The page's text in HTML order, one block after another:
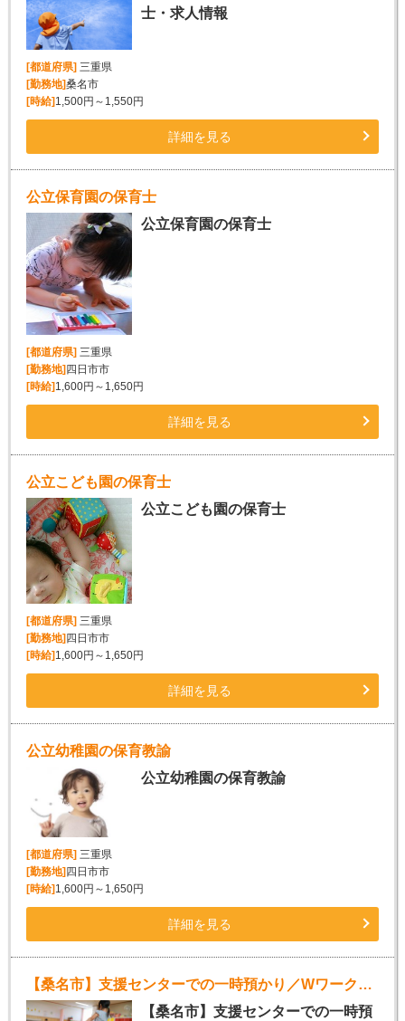
士・求人情報
[都道府県] 三重県
[勤務地]桑名市
[時給] 1,500円～1,550円
詳細を見る
公立保育園の保育士
公立保育園の保育士
[都道府県] 三重県
[勤務地] 四日市市
[時給] 1,600円～1,650円
詳細を見る
公立こども園の保育士
公立こども園の保育士
[都道府県] 三重県
[勤務地] 四日市市
[時給] 1,600円～1,650円
詳細を見る
公立幼稚園の保育教諭
公立幼稚園の保育教諭
[都道府県] 三重県
[勤務地] 四日市市
[時給] 1,600円～1,650円
詳細を見る
【桑名市】支援センターでの一時預かり／WワークOK
【桑名市】支援センターでの一時預